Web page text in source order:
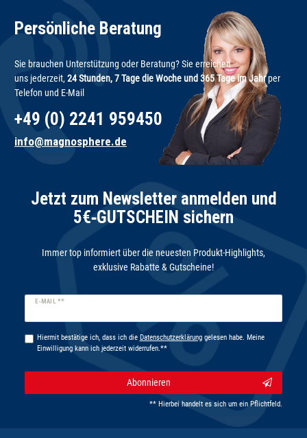
Persönliche Beratung
Sie brauchen Unterstützung oder Beratung? Sie erreichen
uns jederzeit, 24 Stunden, 7 Tage die Woche und 365 Tage im Jahrper
Telefon und E-Mail
+49 (0) 2241 959450
info@magnosphere.de
Jetzt zum Newsletter anmelden und
5€‑GUTSCHEIN sichern
Immer top informiert über die neuesten Produkt-Highlights,
exklusive Rabatte & Gutscheine!
E-MAIL **
Newsletter
Hiermit bestätige ich, dass ich die Daten­schutz­erklärunggelesen habe. Meine
Einwilligung kann ich jederzeit widerrufen.**
Abonnieren
** Hierbei handelt es sich um ein Pflichtfeld.